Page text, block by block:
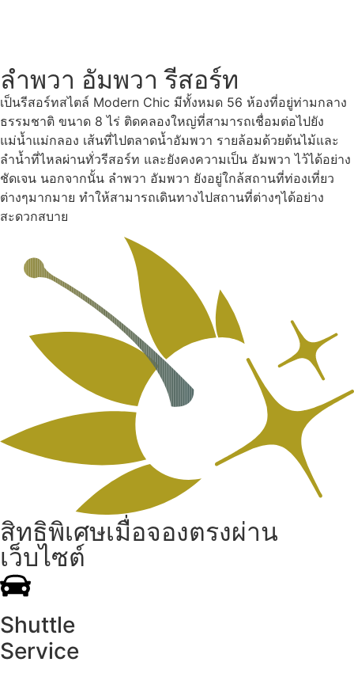
ลำพวา อัมพวา รีสอร์ท
เป็นรีสอร์ทสไตล์ Modern Chic มีทั้งหมด 56 ห้องที่อยู่ท่ามกลาง
ธรรมชาติ ขนาด 8 ไร่ ติดคลองใหญ่ที่สามารถเชื่อมต่อไปยัง
แม่น้ำแม่กลอง เส้นที่ไปตลาดน้ำอัมพวา รายล้อมด้วยต้นไม้และ
ลำน้ำที่ไหลผ่านทั่วรีสอร์ท และยังคงความเป็น อัมพวา ไว้ได้อย่าง
ชัดเจน นอกจากนั้น ลำพวา อัมพวา ยังอยู่ใกล้สถานที่ท่องเที่ยว
ต่างๆมากมาย ทำให้สามารถเดินทางไปสถานที่ต่างๆได้อย่าง
สะดวกสบาย
สิทธิพิเศษเมื่อจองตรงผ่าน
เว็บไซต์
Shuttle
Service